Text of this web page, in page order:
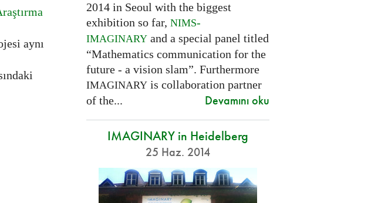
aynı
2014 in Seoul with the biggest
exhibition so far, NIMS-
IMAGINARYand a special panel titled
“Mathematics communication for the
future - a vision slam”. Furthermore
IMAGINARYis collaboration partner
of the...
Devamını oku
IMAGINARY in Heidelberg
25 Haz. 2014